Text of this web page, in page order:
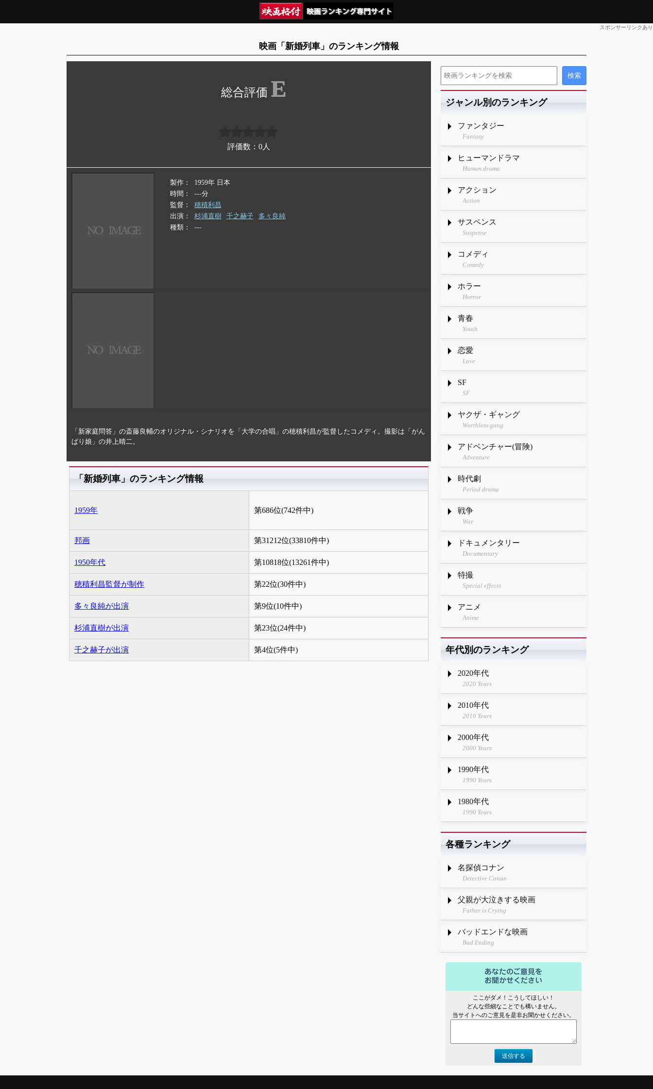
スポンサーリンクあり
映画「新婚列車」のランキング情報
E
評価数： 0 人
製作
1959年 日本
時間
---分
監督
穂積利昌
出演
杉浦直樹 千之赫子
多々良純
種類
---
「新家庭問答」の斎藤良輔のオリジナル・シナリオを「大学の合唱」の穂積利昌が監督したコメディ。撮影は「がん
ばり娘」の井上晴二。
「新婚列車」のランキング情報
1959年 第686位(742件中)
邦画 第31212位(33810件中)
1950年代 第10818位(13261件中)
穂積利昌監督が制作 第22位(30件中)
多々良純が出演 第9位(10件中)
杉浦直樹が出演 第23位(24件中)
千之赫子が出演 第4位(5件中)
ジャンル別のランキング
ファンタジー
Fantasy
ヒューマンドラマ
Human drama
アクション
Action
サスペンス
Suspense
コメディ
Comedy
ホラー
Horror
青春
Youth
恋愛
Love
SF
SF
ヤクザ・ギャング
Worthless gang
アドベンチャー(冒険)
Adventure
時代劇
Period drama
戦争
War
ドキュメンタリー
Documentary
特撮
Special effects
アニメ
Anime
年代別のランキング
2020年代
2020 Years
2010年代
2010 Years
2000年代
2000 Years
1990年代
1990 Years
1980年代
1990 Years
各種ランキング
名探偵コナン
Detective Conan
父親が大泣きする映画
Father is Crying
バッドエンドな映画
Bad Ending
ここがダメ！こうしてほしい！
どんな些細なことでも構いません。
当サイトへのご意見を是非お聞かせください。
送信する